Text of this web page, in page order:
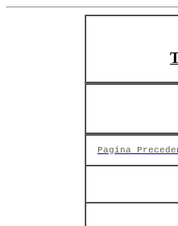
Pagina